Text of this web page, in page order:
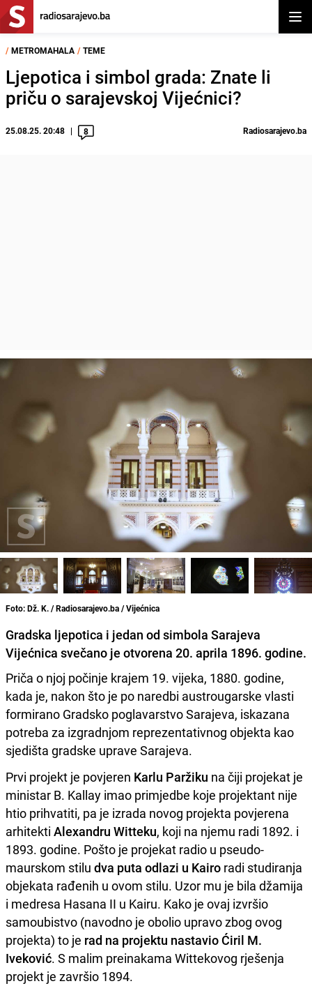
/ METROMAHALA / TEME
Ljepotica i simbol grada: Znate li
priču o sarajevskoj Vijećnici?
25.08.25. 20:48 8 Radiosarajevo.ba
Foto: Dž. K. / Radiosarajevo.ba / Vijećnica
Gradska ljepotica i jedan od simbola Sarajeva
Vijećnica svečano je otvorena 20. aprila 1896. godine.
Priča o njoj počinje krajem 19. vijeka, 1880. godine,
kada je, nakon što je po naredbi austrougarske vlasti
formirano Gradsko poglavarstvo Sarajeva, iskazana
potreba za izgradnjom reprezentativnog objekta kao
sjedišta gradske uprave Sarajeva.
Prvi projekt je povjeren Karlu Paržiku na čiji projekat je
ministar B. Kallay imao primjedbe koje projektant nije
htio prihvatiti, pa je izrada novog projekta povjerena
arhitekti Alexandru Witteku, koji na njemu radi 1892. i
1893. godine. Pošto je projekat radio u pseudo-
maurskom stilu dva puta odlazi u Kairo radi studiranja
objekata rađenih u ovom stilu. Uzor mu je bila džamija
i medresa Hasana II u Kairu. Kako je ovaj izvršio
samoubistvo (navodno je obolio upravo zbog ovog
projekta) to je rad na projektu nastavio Ćiril M.
Iveković. S malim preinakama Wittekovog rješenja
projekt je završio 1894.